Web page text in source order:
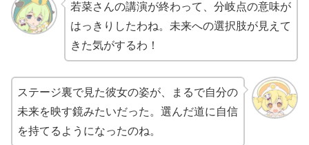
若菜さんの講演が終わって、分岐点の意味が
はっきりしたわね。未来への選択肢が見えて
きた気がするわ！
ステージ裏で見た彼女の姿が、まるで自分の
未来を映す鏡みたいだった。選んだ道に自信
を持てるようになったのね。